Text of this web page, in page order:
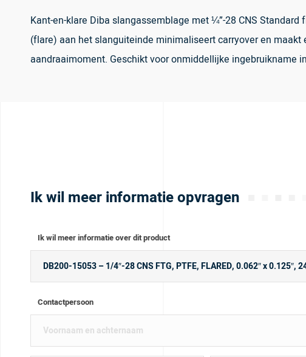
Kant-en-klare Diba slangassemblage met ¼”-28 CNS
(flare) aan het slanguiteinde minimaliseert carryover en
aandraaimoment. Geschikt voor onmiddellijke ingebruikname
Ik wil meer informatie opvragen
Ik wil meer informatie over dit product
Contactpersoon